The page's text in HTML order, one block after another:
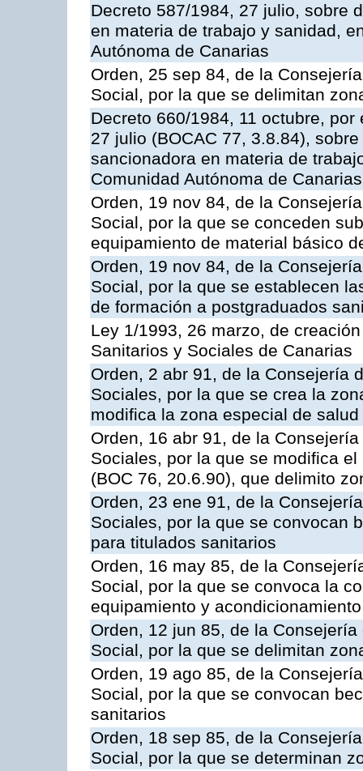
Decreto 587/1984, 27 julio, sobre
en materia de trabajo y sanidad,
Autónoma de Canarias
Orden, 25 sep 84, de la
Social, por la que se delimitan
Decreto 660/1984, 11 octubre,
27 julio (BOCAC 77, 3.8.84),
sancionadora en materia de
Comunidad Autónoma de Canarias
Orden, 19 nov 84, de la
Social, por la que se conceden
equipamiento de material básico
Orden, 19 nov 84, de la
Social, por la que se establecen
de formación a postgraduados
Ley 1/1993, 26 marzo, de
Sanitarios y Sociales de Canarias
Orden, 2 abr 91, de la Consejería
Sociales, por la que se crea la
modifica la zona especial de
Orden, 16 abr 91, de la
Sociales, por la que se modifica
(BOC 76, 20.6.90), que delimito
Orden, 23 ene 91, de la
Sociales, por la que se convocan
para titulados sanitarios
Orden, 16 may 85, de la
Social, por la que se convoca la
equipamiento y
Orden, 12 jun 85, de la
Social, por la que se delimitan
Orden, 19 ago 85, de la
Social, por la que se convocan
sanitarios
Orden, 18 sep 85, de la
Social, por la que se determinan